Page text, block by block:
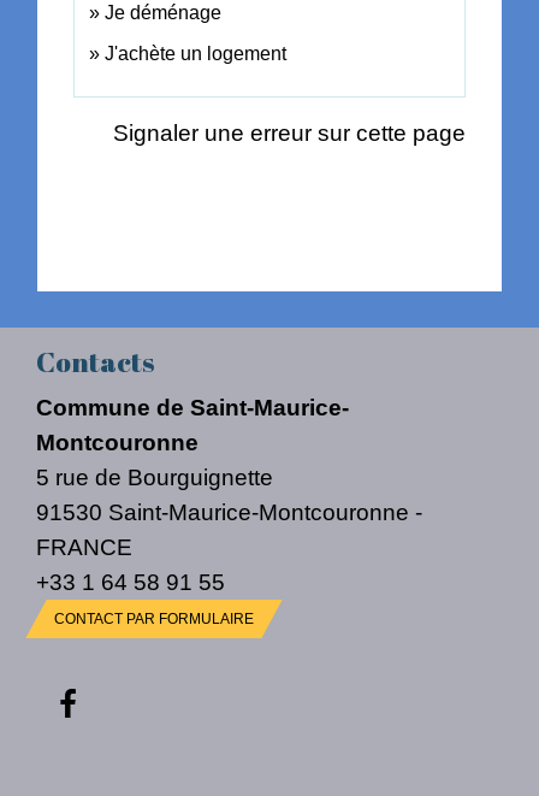
Je déménage
J'achète un logement
Signaler une erreur sur cette page
Contacts
Commune de Saint-Maurice-
Montcouronne
5 rue de Bourguignette
91530 Saint-Maurice-Montcouronne -
FRANCE
+33 1 64 58 91 55
CONTACT PAR FORMULAIRE